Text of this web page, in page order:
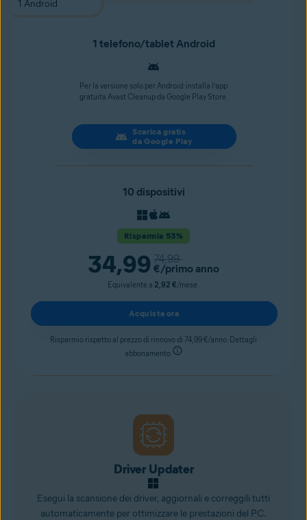
1 telefono/tablet Android
Per la versione solo per Android: installa l’app
gratuita Avast Cleanup da Google Play Store.
Scarica gratis
da Google Play
10 dispositivi
Risparmia 53%
34,99 74,99
€/primo anno
Equivalente a 2,92 €/mese.
Acquista ora
Risparmio rispetto al prezzo di rinnovo di 74,99 €/anno. Dettagli
abbonamento
Driver Updater
Esegui la scansione dei driver, aggiornali e correggili tutti
automaticamente per ottimizzare le prestazioni del PC.